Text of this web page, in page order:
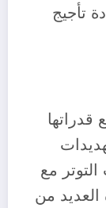
تأجيج
قدراتها
مع
العديد من